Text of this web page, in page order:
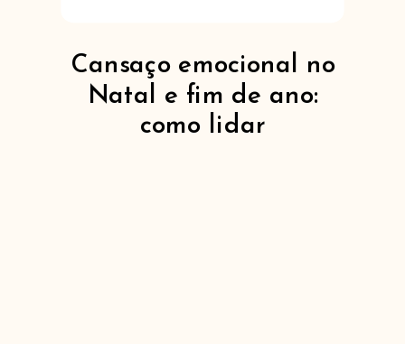
Cansaço emocional no
Natal e fim de ano:
como lidar